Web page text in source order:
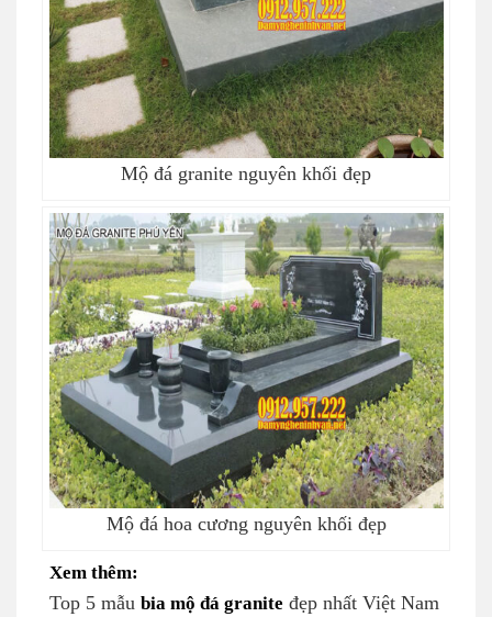
Mộ đá granite nguyên khối đẹp
Mộ đá hoa cương nguyên khối đẹp
Xem thêm:
Top 5 mẫu bia mộ đá granite đẹp nhất Việt Nam